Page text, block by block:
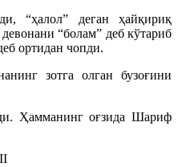
“ҳалол” деган ҳайқириқ
“болам” деб кўтариб
ортидан чопди.
зотга олган бузоғини
Ҳамманинг оғзида Шариф